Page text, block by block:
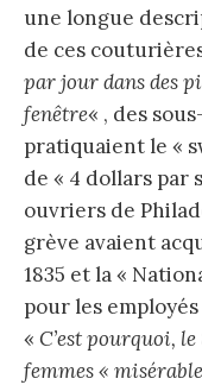
une longue
de ces
par jour dans des
fenêtre« , des
pratiquaient le «
de « 4 dollars par
ouvriers de
grève avaient
1835 et la «
pour les
« C’est pourquoi,
femmes «